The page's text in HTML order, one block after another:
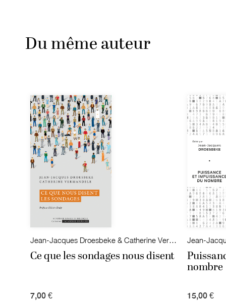
Du même auteur
Jean-Jacques Droesbeke & Catherine Vermandele
Ce que les sondages nous disent
7,00 €
Jean-
nombre
15,00 €